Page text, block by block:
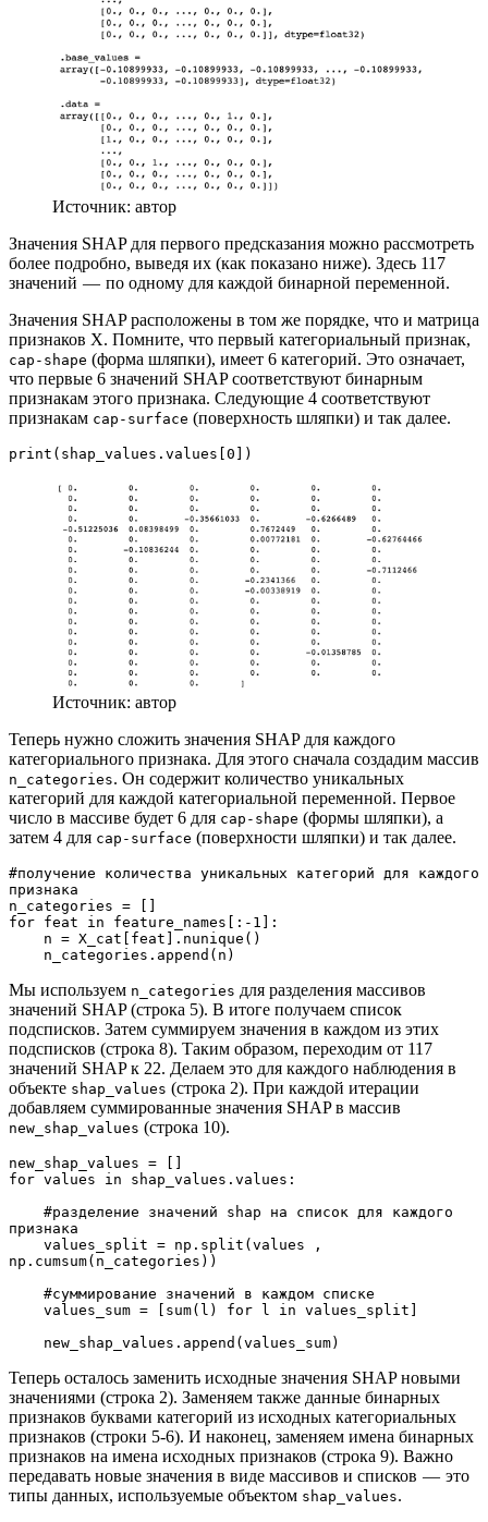
Источник: автор
Значения SHAP для первого предсказания можно рассмотреть
более подробно, выведя их (как показано ниже). Здесь 117
значений — по одному для каждой бинарной переменной.
Значения SHAP расположены в том же порядке, что и матрица
признаков X. Помните, что первый категориальный признак,
cap-shape (форма шляпки), имеет 6 категорий. Это означает,
что первые 6 значений SHAP соответствуют бинарным
признакам этого признака. Следующие 4 соответствуют
признакам cap-surface (поверхность шляпки) и так далее.
print(shap_values.values[0])
Источник: автор
Теперь нужно сложить значения SHAP для каждого
категориального признака. Для этого сначала создадим массив
n_categories. Он содержит количество уникальных
категорий для каждой категориальной переменной. Первое
число в массиве будет 6 для cap-shape (формы шляпки), а
затем 4 для cap-surface (поверхности шляпки) и так далее.
#получение количества уникальных категорий для каждого
признака
n_categories = []
for feat in feature_names[:-1]:
    n = X_cat[feat].nunique()
    n_categories.append(n)
Мы используем n_categories для разделения массивов
значений SHAP (строка 5). В итоге получаем список
подсписков. Затем суммируем значения в каждом из этих
подсписков (строка 8). Таким образом, переходим от 117
значений SHAP к 22. Делаем это для каждого наблюдения в
объекте shap_values (строка 2). При каждой итерации
добавляем суммированные значения SHAP в массив
new_shap_values (строка 10).
new_shap_values = []
for values in shap_values.values:
признака
np.cumsum(n_categories))
    #суммирование значений в каждом списке
    values_sum = [sum(l) for l in values_split]
    new_shap_values.append(values_sum)
Теперь осталось заменить исходные значения SHAP новыми
значениями (строка 2). Заменяем также данные бинарных
признаков буквами категорий из исходных категориальных
признаков (строки 5-6). И наконец, заменяем имена бинарных
признаков на имена исходных признаков (строка 9). Важно
передавать новые значения в виде массивов и списков — это
типы данных, используемые объектом shap_values.